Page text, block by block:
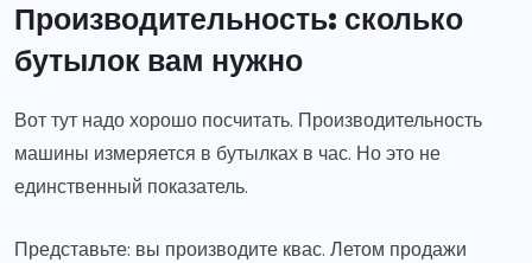
Производительность: сколько
бутылок вам нужно
Вот тут надо хорошо посчитать. Производительность
машины измеряется в бутылках в час. Но это не
единственный показатель.
Представьте: вы производите квас. Летом продажи